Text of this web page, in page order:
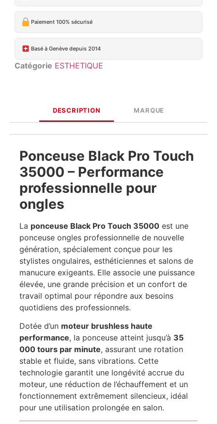
Paiement 100% sécurisé
Basé à Genève depuis 2014
Catégorie ESTHETIQUE
DESCRIPTION MARQUE
Ponceuse Black Pro Touch
35000 – Performance
professionnelle pour
ongles
La ponceuse Black Pro Touch 35000 est une
ponceuse ongles professionnelle de nouvelle
génération, spécialement conçue pour les
stylistes ongulaires, esthéticiennes et salons de
manucure exigeants. Elle associe une puissance
élevée, une grande précision et un confort de
travail optimal pour répondre aux besoins
quotidiens des professionnels.
Dotée d’un moteur brushless haute
performance, la ponceuse atteint jusqu’à 35
000 tours par minute, assurant une rotation
stable et fluide, sans vibrations. Cette
technologie garantit une longévité accrue du
moteur, une réduction de l’échauffement et un
fonctionnement extrêmement silencieux, idéal
pour une utilisation prolongée en salon.